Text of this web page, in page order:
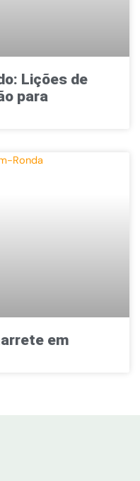
Lições de
para
em